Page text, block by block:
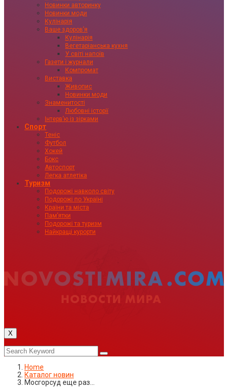
Новинки авторинку
Новинки моди
Кулінарія
Ваше здоровʼя
Кулінарія
Вегетаріанська кухня
У світі напоїв
Газети і журнали
Компромат
Виставка
Живопис
Новинки моди
Знаменитості
Любовні історії
Інтервʼю із зірками
Спорт
Теніс
Футбол
Хокей
Бокс
Автоспорт
Легка атлетіка
Туризм
Подорожі навколо світу
Подорожі по Україні
Країни та міста
Пам’ятки
Подорожі та туризм
Найкращі курорти
X
Home
Каталог новин
Мосгорсуд еще раз…